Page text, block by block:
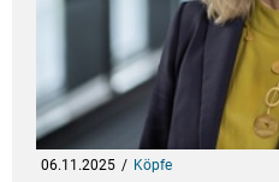
06.11.2025 Köpfe